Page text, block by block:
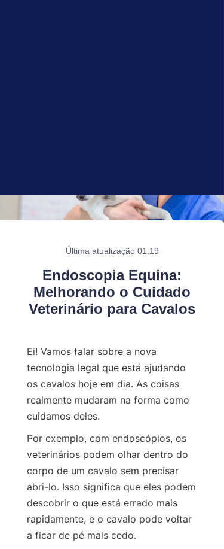
Última atualização 01.19
Endoscopia Equina:
Melhorando o Cuidado
Veterinário para Cavalos
Ei! Vamos falar sobre a nova
tecnologia legal que está ajudando
os cavalos hoje em dia. As coisas
realmente mudaram na forma como
cuidamos deles.
Por exemplo, com endoscópios, os
veterinários podem olhar dentro do
corpo de um cavalo sem precisar
abri-lo. Isso significa que eles podem
descobrir o que está errado mais
rapidamente, e o cavalo pode voltar
a ficar de pé mais cedo.